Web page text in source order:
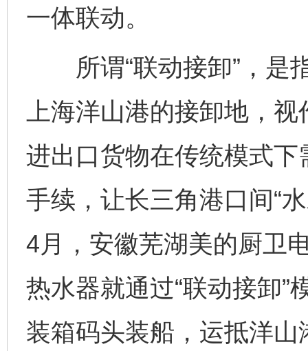
一体联动。
所谓“联动接卸”，是
上海洋山港的接卸地，
进出口货物在传统模式
手续，让长三角港口间“
4月，安徽芜湖美的厨卫
热水器就通过“联动接卸”
装箱码头装船，运抵洋